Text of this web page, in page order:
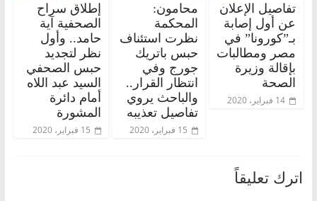
تفاصيل الإعلان
عن أول إصابة
بـ”كورونا” في
مصر ومطالبات
بإقالة وزيرة
الصحة
14 فبراير، 2020
محامون:
المحكمة
نظرت استئناف
حبس باتريك
جورج وفي
انتظار القرار..
والباحث يروي
تفاصيل تعذيبه
15 فبراير، 2020
إطلاق سراح
الصحفية آية
حامد.. وأول
نظر لتجديد
حبس الصحفي
السيد عبد اللاه
أمام دائرة
المشورة
15 فبراير، 2020
اترك تعليقاً